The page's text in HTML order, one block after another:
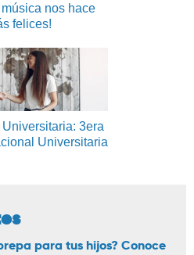
música nos hace
felices!
3era
Universitaria
para tus hijos? Conoce